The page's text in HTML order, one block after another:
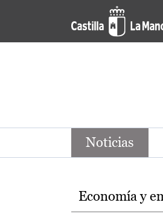
Pasar al contenido principal
Noticias de la
Noticias
Temas
Economía y